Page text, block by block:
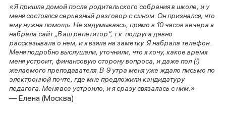
«Я пришла домой после родительского собрания в школе, и у
меня состоялся серьезный разговор с сыном. Он признался, что
ему нужна помощь. Не задумываясь, прямо в 10 часов вечера я
набрала сайт „Ваш репетитор“, т.к. подруга давно
рассказывала о нем, и я взяла на заметку. Я набрала телефон.
Меня подробно выслушали, уточнили, что я хочу, какое время
меня устроит, финансовую сторону вопроса, и даже пол (!)
желаемого преподавателя. В 9 утра меня уже ждало письмо по
электронной почте, где мне предложили кандидатуру
педагога. Меня все устроило, и я сразу связалась с ним.»
— Елена (Москва)